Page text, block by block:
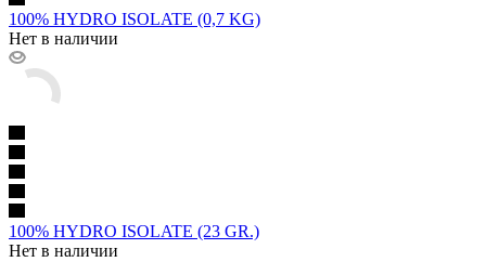
100% HYDRO ISOLATE (0,7 KG)
Нет в наличии
100% HYDRO ISOLATE (23 GR.)
Нет в наличии